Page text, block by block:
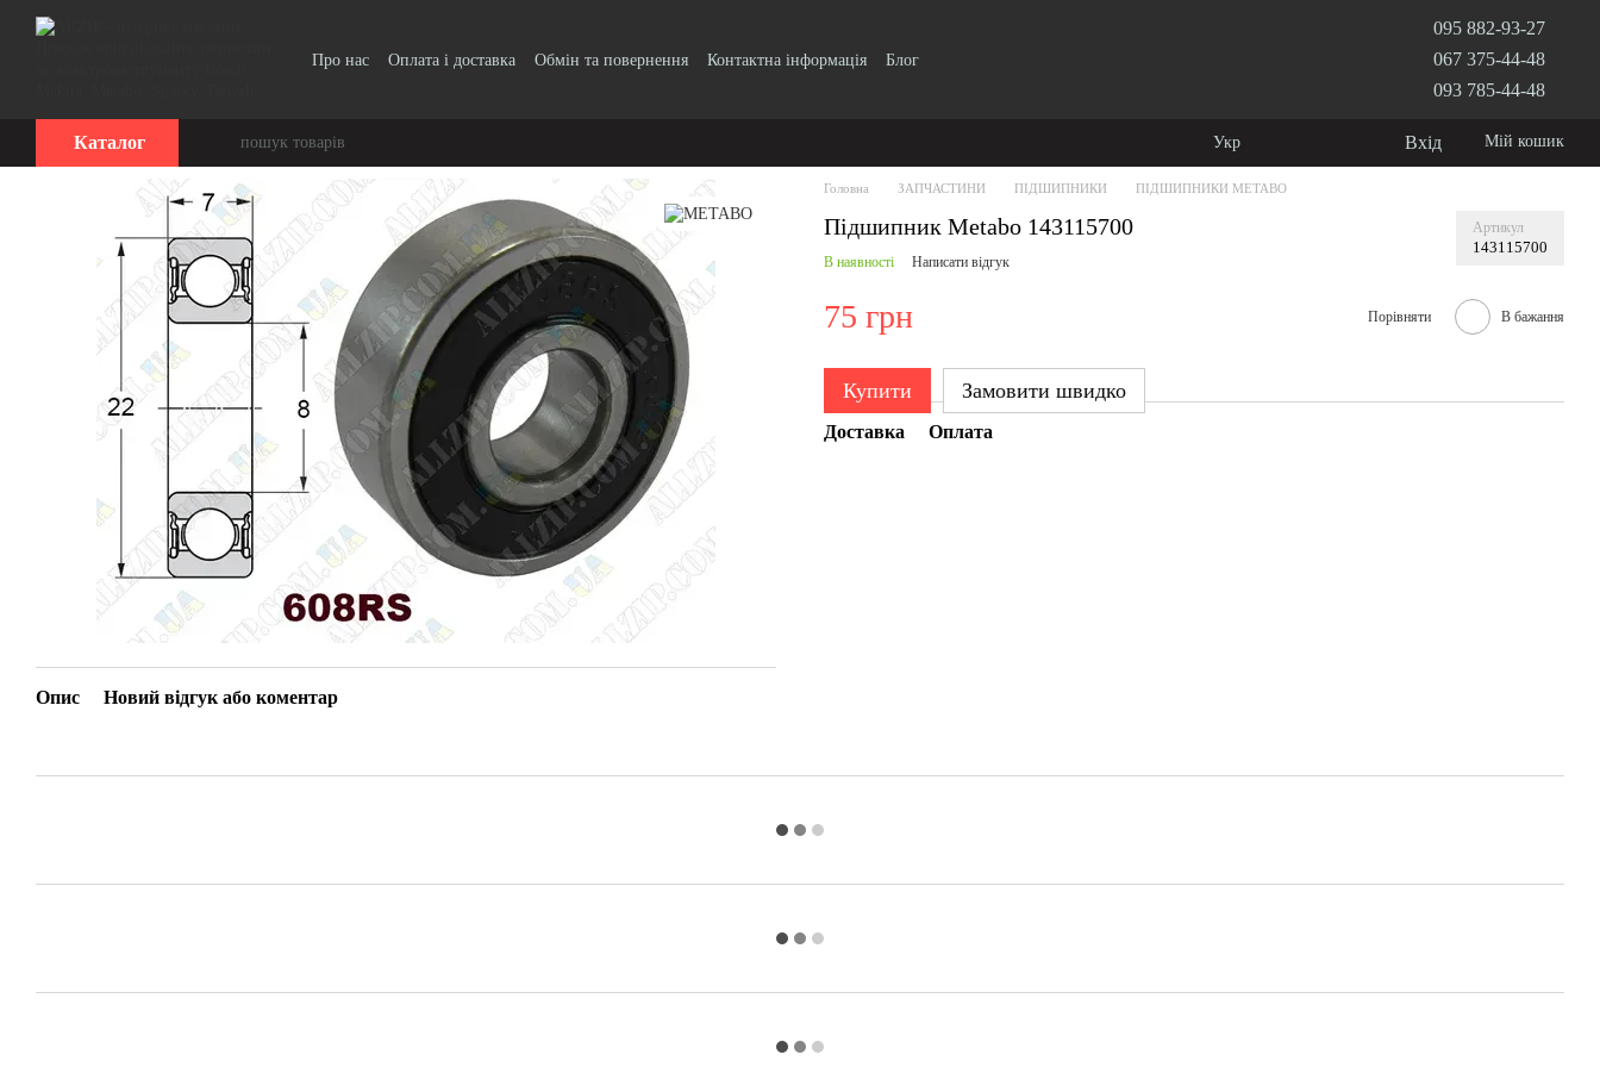
Перейти до основного контенту
Про нас Оплата і доставка Обмін та повернення Контактна інформація Блог
095 882-93-27
067 375-44-48
093 785-44-48
Каталог Укр Вхід Мій кошик
Опис Новий відгук або коментар
Головна ЗАПЧАСТИНИ ПІДШИПНИКИ ПІДШИПНИКИ METABO
Підшипник Metabo 143115700 Артикул
143115700
В наявності Написати відгук
75 грн Порівняти В бажання
Купити Замовити швидко
Доставка Оплата